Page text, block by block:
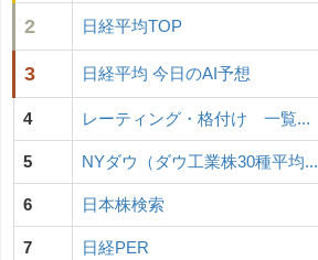
2 日経平均TOP
3 日経平均 今日のAI予想
4 レーティング・格付け 一覧...
5 NYダウ（ダウ工業株30種平均...
6 日本株検索
7 日経PER